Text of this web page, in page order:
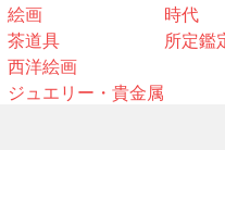
絵画
茶道具
西洋絵画
ジュエリー・貴金属
時代
所定鑑